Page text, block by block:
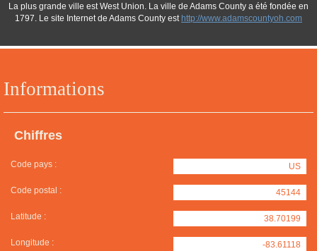
Informations
Chiffres
Code pays : US
Code postal : 45144
Latitude : 38.70199
Longitude : -83.61118
La plus grande ville est West Union. La ville de Adams County a été fondée en
1797. Le site Internet de Adams County est http://www.adamscountyoh.com